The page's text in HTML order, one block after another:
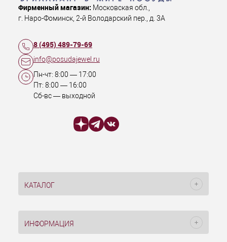
Фирменный магазин: Московская обл.,
г. Наро-Фоминск, 2-й Володарский пер., д. 3А
8 (495) 489-79-69
info@posudajewel.ru
Пн-чт: 8:00 — 17:00
Пт: 8:00 — 16:00
Сб-вс — выходной
КАТАЛОГ
ИНФОРМАЦИЯ